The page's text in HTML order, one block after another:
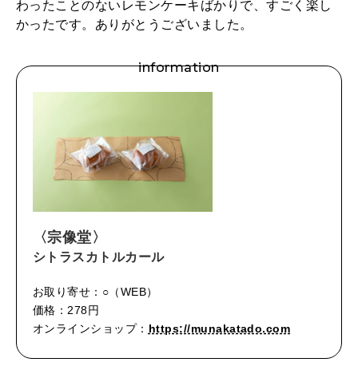
わったことのないレモンケーキばかりで、すごく楽し
かったです。ありがとうございました。
information
〈宗像堂〉
シトラスカトルカール
お取り寄せ：○（WEB）
価格：278円
オンラインショップ： https://munakatado.com